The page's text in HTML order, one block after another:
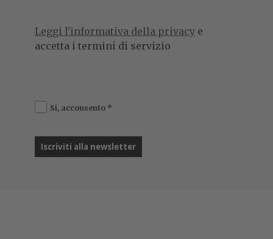
Leggi l'informativa della privacy e
accetta i termini di servizio
Si, acconsento *